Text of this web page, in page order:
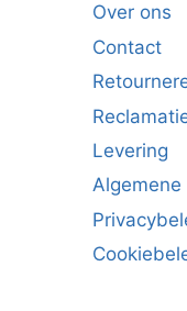
Over ons
Contact
Levering